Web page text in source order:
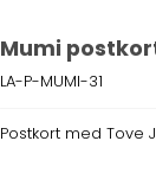
Mumi
LA-P-MUMI-31
Postkort med Tove